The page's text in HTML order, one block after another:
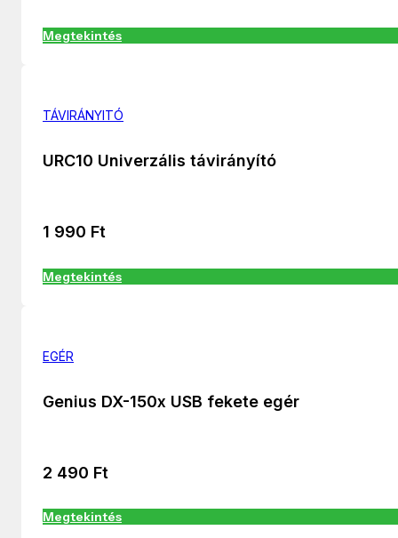
Megtekintés
TÁVIRÁNYITÓ
URC10 Univerzális távirányító
1 990 Ft
Megtekintés
EGÉR
Genius DX-150x USB fekete egér
2 490 Ft
Megtekintés